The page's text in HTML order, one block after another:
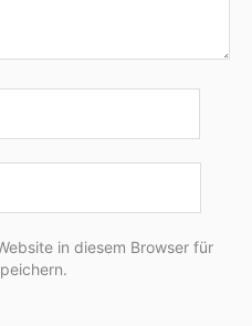
in diesem Browser für